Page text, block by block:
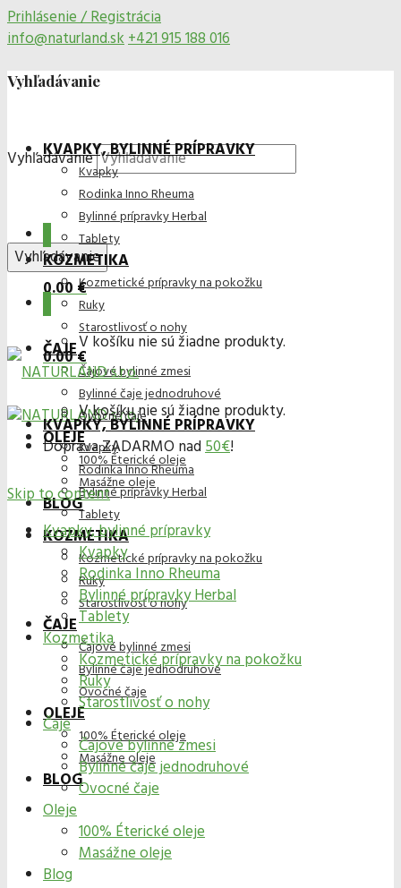
Prihlásenie / Registrácia
info@naturland.sk+421 915 188 016
Vyhľadávanie
Vyhľadávanie
Doprava ZADARMO nad50€!
KVAPKY, BYLINNÉ PRÍPRAVKY
Kvapky
Rodinka Inno Rheuma
Bylinné prípravky Herbal
Tablety
KOZMETIKA
Kozmetické prípravky na pokožku
Ruky
Starostlivosť o nohy
ČAJE
Čajové bylinné zmesi
Bylinné čaje jednodruhové
Ovocné čaje
OLEJE
100% Éterické oleje
Masážne oleje
BLOG
0.00 €
V košíku nie sú žiadne produkty.
0.00 €
V košíku nie sú žiadne produkty.
KVAPKY, BYLINNÉ PRÍPRAVKY
Kvapky
Rodinka Inno Rheuma
Bylinné prípravky Herbal
Tablety
KOZMETIKA
Kozmetické prípravky na pokožku
Ruky
Starostlivosť o nohy
ČAJE
Čajové bylinné zmesi
Bylinné čaje jednodruhové
Ovocné čaje
OLEJE
100% Éterické oleje
Masážne oleje
BLOG
Skip to content
Kvapky, bylinné prípravky
Kvapky
Rodinka Inno Rheuma
Bylinné prípravky Herbal
Tablety
Kozmetika
Kozmetické prípravky na pokožku
Ruky
Starostlivosť o nohy
Čaje
Čajové bylinné zmesi
Bylinné čaje jednodruhové
Ovocné čaje
Oleje
100% Éterické oleje
Masážne oleje
Blog